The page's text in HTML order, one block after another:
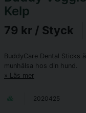
Kelp
79 kr / Styck
BuddyCare Dental
munhälsa hos din hund.
Läs mer
2020425